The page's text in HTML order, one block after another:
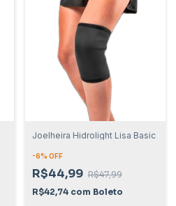
Joelheira Hidrolight Lisa Basic
-6% OFF
R$44,99 R$47,99
R$42,74 com Boleto